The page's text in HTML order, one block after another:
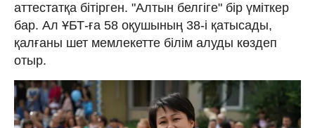
аттестатқа бітірген. "Алтын белгіге" бір үміткер
бар. Ал ҰБТ-ға 58 оқушының 38-і қатысады,
қалғаны шет мемлекетте білім алуды көздеп
отыр.